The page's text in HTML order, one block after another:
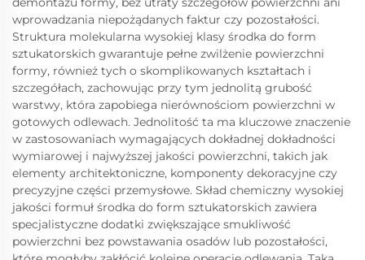
wprowadzania niepożądanych faktur czy pozostałości.
Struktura molekularna wysokiej klasy środka do form
sztukatorskich gwarantuje pełne zwilżenie powierzchni
formy, również tych o skomplikowanych kształtach i
szczegółach, zachowując przy tym jednolitą grubość
warstwy, która zapobiega nierównościom powierzchni w
gotowych odlewach. Jednolitość ta ma kluczowe znaczenie
w zastosowaniach wymagających dokładnej dokładności
wymiarowej i najwyższej jakości powierzchni, takich jak
elementy architektoniczne, komponenty dekoracyjne czy
precyzyjne części przemysłowe. Skład chemiczny wysokiej
jakości formuł środka do form sztukatorskich zawiera
specjalistyczne dodatki zwiększające smukliwość
powierzchni bez powstawania osadów lub pozostałości,